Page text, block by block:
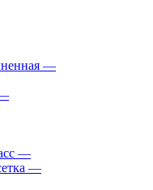
—
—
—